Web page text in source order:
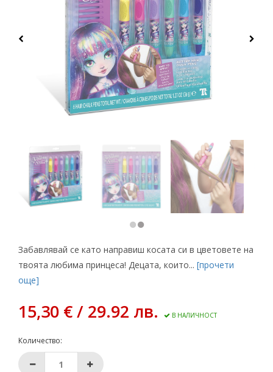
Забавлявай се като направиш косата си в цветовете на
твоята любима принцеса! Децата, които... [прочети
още]
15,30 € / 29.92 лв. В НАЛИЧНОСТ
Количество: